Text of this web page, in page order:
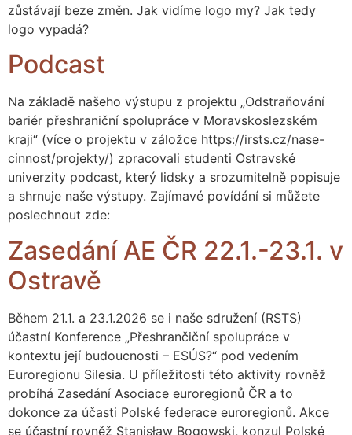
zůstávají beze změn. Jak vidíme logo my? Jak tedy
logo vypadá?
Podcast
Na základě našeho výstupu z projektu „Odstraňování
bariér přeshraniční spolupráce v Moravskoslezském
kraji“ (více o projektu v záložce https://irsts.cz/nase-
cinnost/projekty/) zpracovali studenti Ostravské
univerzity podcast, který lidsky a srozumitelně popisuje
a shrnuje naše výstupy. Zajímavé povídání si můžete
poslechnout zde:
Zasedání AE ČR 22.1.-23.1. v
Ostravě
Během 21.1. a 23.1.2026 se i naše sdružení (RSTS)
účastní Konference „Přeshrančiční spolupráce v
kontextu její budoucnosti – ESÚS?“ pod vedením
Euroregionu Silesia. U příležitosti této aktivity rovněž
probíhá Zasedání Asociace euroregionů ČR a to
dokonce za účasti Polské federace euroregionů. Akce
se účastní rovněž Stanisław Bogowski, konzul Polské